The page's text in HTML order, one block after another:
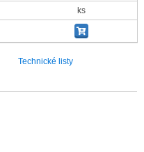
ks
Technické listy